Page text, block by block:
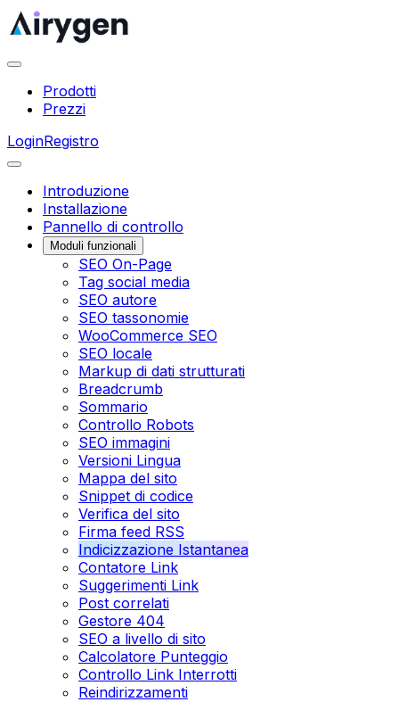
Prodotti
Prezzi
LoginRegistro
Introduzione
Installazione
Pannello di controllo
Moduli funzionali
SEO On-Page
Tag social media
SEO autore
SEO tassonomie
WooCommerce SEO
SEO locale
Markup di dati strutturati
Breadcrumb
Sommario
Controllo Robots
SEO immagini
Versioni Lingua
Mappa del sito
Snippet di codice
Verifica del sito
Firma feed RSS
Indicizzazione Istantanea
Contatore Link
Suggerimenti Link
Post correlati
Gestore 404
SEO a livello di sito
Calcolatore Punteggio
Controllo Link Interrotti
Reindirizzamenti